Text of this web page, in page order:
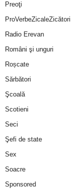
Preoţi
ProVerbeZicaleZicători
Radio Erevan
Români şi unguri
Roșcate
Sărbători
Şcoală
Scotieni
Seci
Şefi de state
Sex
Soacre
Sponsored